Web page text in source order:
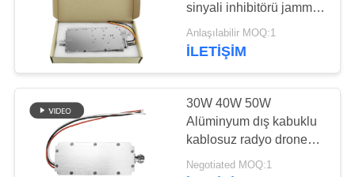
Uçak sinyali bozucu
sinyali inhibitörü jammer
modülü
Anlaşılabilir MOQ:1
İLETIŞIM
30W 40W 50W
Alüminyum dış kabuklu
kablosuz radyo drone
sayaç frekans drone
Negotiated MOQ:1